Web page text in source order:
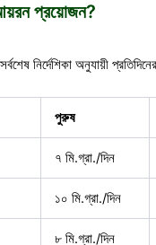
প্রয়োজন?
নির্দেশিকা অনুযায়ী
পুরুষ
৭ মি.গ্রা./দিন
১০ মি.গ্রা./দিন
৮ মি.গ্রা./দিন